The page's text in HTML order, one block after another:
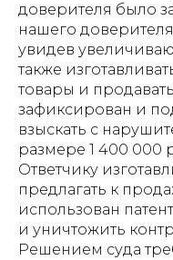
доверителя было
нашего
увидев
также
товары и
зафиксирован и
взыскать с
размере 1 400 000
Ответчику
предлагать к
использован
и уничтожить
Решением суда